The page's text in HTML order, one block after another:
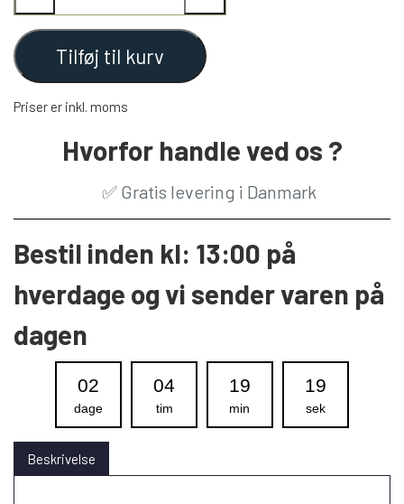
Tilføj til kurv
Priser er inkl. moms
Hvorfor handle ved os ?
✅ Gratis levering i Danmark
Bestil inden kl: 13:00 på
hverdage og vi sender varen på
dagen
02
dage
04
tim
19
min
18
sek
Beskrivelse